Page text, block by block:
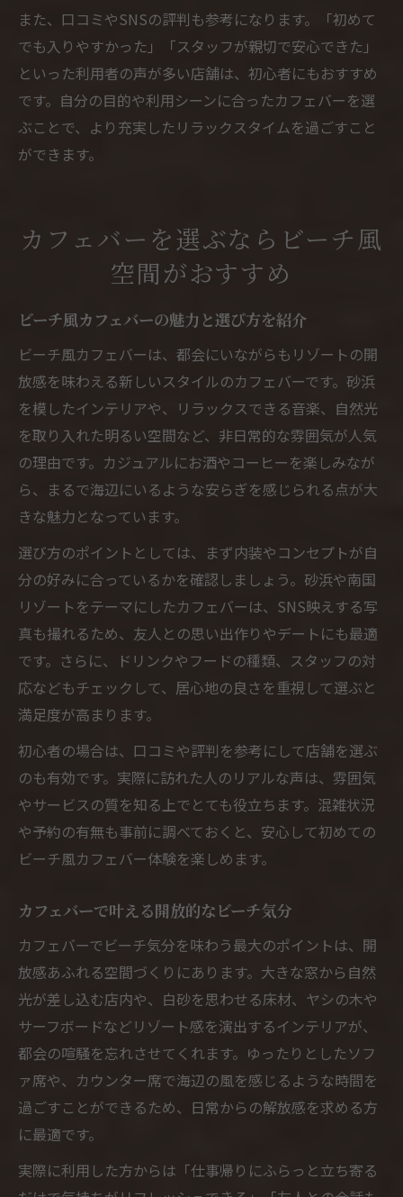
また、口コミやSNSの評判も参考になります。「初めて
でも入りやすかった」「スタッフが親切で安心できた」
といった利用者の声が多い店舗は、初心者にもおすすめ
です。自分の目的や利用シーンに合ったカフェバーを選
ぶことで、より充実したリラックスタイムを過ごすこと
ができます。
カフェバーを選ぶならビーチ風
空間がおすすめ
ビーチ風カフェバーの魅力と選び方を紹介
ビーチ風カフェバーは、都会にいながらもリゾートの開
放感を味わえる新しいスタイルのカフェバーです。砂浜
を模したインテリアや、リラックスできる音楽、自然光
を取り入れた明るい空間など、非日常的な雰囲気が人気
の理由です。カジュアルにお酒やコーヒーを楽しみなが
ら、まるで海辺にいるような安らぎを感じられる点が大
きな魅力となっています。
選び方のポイントとしては、まず内装やコンセプトが自
分の好みに合っているかを確認しましょう。砂浜や南国
リゾートをテーマにしたカフェバーは、SNS映えする写
真も撮れるため、友人との思い出作りやデートにも最適
です。さらに、ドリンクやフードの種類、スタッフの対
応などもチェックして、居心地の良さを重視して選ぶと
満足度が高まります。
初心者の場合は、口コミや評判を参考にして店舗を選ぶ
のも有効です。実際に訪れた人のリアルな声は、雰囲気
やサービスの質を知る上でとても役立ちます。混雑状況
や予約の有無も事前に調べておくと、安心して初めての
ビーチ風カフェバー体験を楽しめます。
カフェバーで叶える開放的なビーチ気分
カフェバーでビーチ気分を味わう最大のポイントは、開
放感あふれる空間づくりにあります。大きな窓から自然
光が差し込む店内や、白砂を思わせる床材、ヤシの木や
サーフボードなどリゾート感を演出するインテリアが、
都会の喧騒を忘れさせてくれます。ゆったりとしたソフ
ァ席や、カウンター席で海辺の風を感じるような時間を
過ごすことができるため、日常からの解放感を求める方
に最適です。
実際に利用した方からは「仕事帰りにふらっと立ち寄る